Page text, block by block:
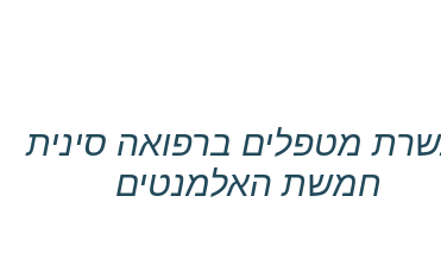
מטפלים ברפואה סינית
חמשת האלמנטים